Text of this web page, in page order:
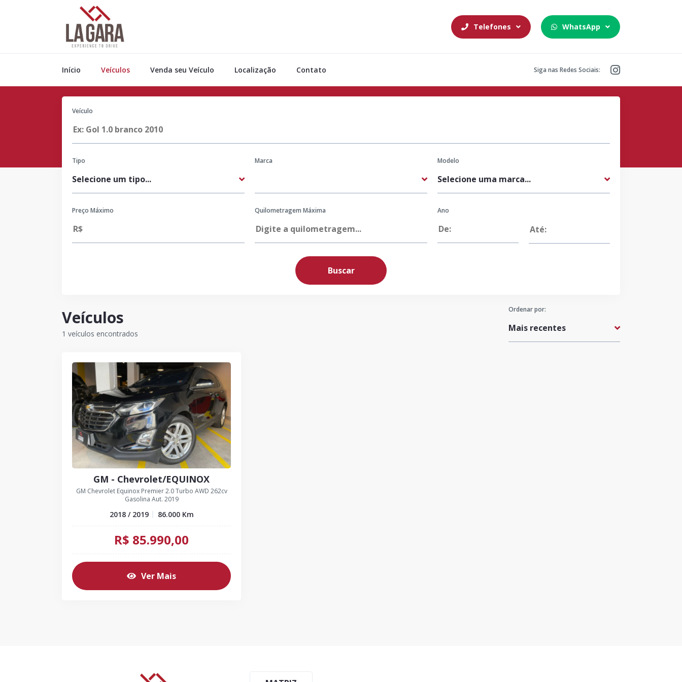
Telefones WhatsApp
Início Veículos Venda seu Veículo Localização Contato Siga nas Redes Sociais:
Veículo
Tipo Marca Modelo
Preço Máximo Quilometragem Máxima Ano
Buscar
Veículos
1 veículos encontrados
Ordenar por:
GM - Chevrolet/EQUINOX
GM Chevrolet Equinox Premier 2.0 Turbo AWD 262cv
Gasolina Aut. 2019
2018 / 2019 86.000Km
R$ 85.990,00
Ver Mais